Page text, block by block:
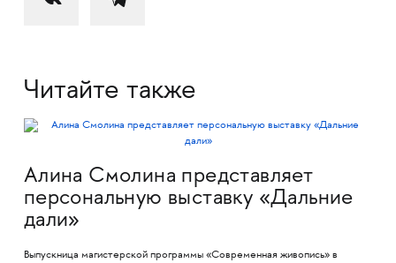
Читайте также
Алина Смолина представляет
персональную выставку «Дальние
дали»
Выпускница магистерской программы «Современная живопись» в